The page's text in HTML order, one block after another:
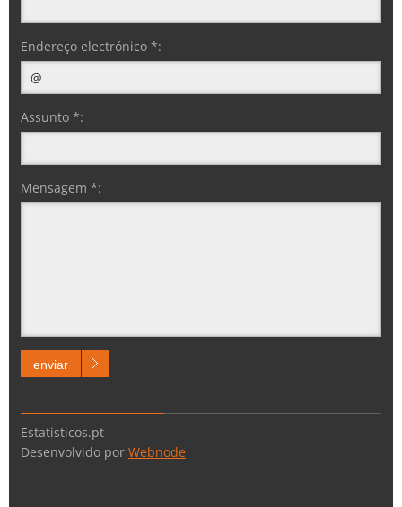
Endereço electrónico *:
Assunto *:
Mensagem *:
enviar
Estatisticos.pt
Desenvolvido por Webnode